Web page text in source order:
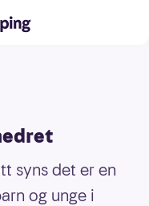
syns det er en
og unge i